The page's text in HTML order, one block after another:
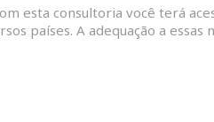
esta consultoria você terá
países. A adequação a essas